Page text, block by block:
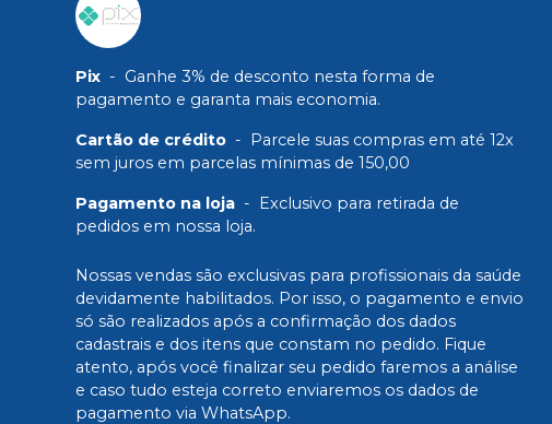
Pix - Ganhe 3% de desconto nesta forma de
pagamento e garanta mais economia.
Cartão de crédito - Parcele suas compras em até 12x
sem juros em parcelas mínimas de 150,00
Pagamento na loja - Exclusivo para retirada de
pedidos em nossa loja.
Nossas vendas são exclusivas para profissionais da saúde
devidamente habilitados. Por isso, o pagamento e envio
só são realizados após a confirmação dos dados
cadastrais e dos itens que constam no pedido. Fique
atento, após você finalizar seu pedido faremos a análise
e caso tudo esteja correto enviaremos os dados de
pagamento via WhatsApp.